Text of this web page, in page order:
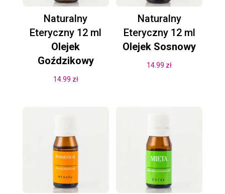
Naturalny
Eteryczny 12 ml
Olejek
Goździkowy
14.99 zł
Naturalny
Eteryczny 12 ml
Olejek Sosnowy
14.99 zł